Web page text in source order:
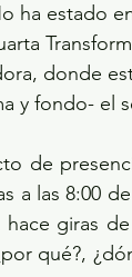
ha estado
donde
y fondo- el
de
a las 8:00
giras
qué?,